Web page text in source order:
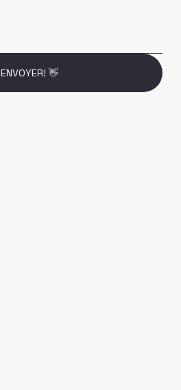
ENVOYER! 👋